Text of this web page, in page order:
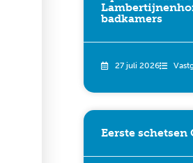
badkamers
27 juli 2026
Eerste schetsen